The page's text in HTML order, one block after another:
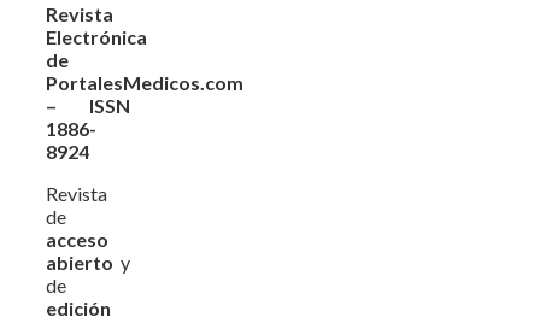
Revista
Electrónica
de
PortalesMedicos.com
– ISSN
1886-
8924
Revista
de
acceso
abierto y
de
edición